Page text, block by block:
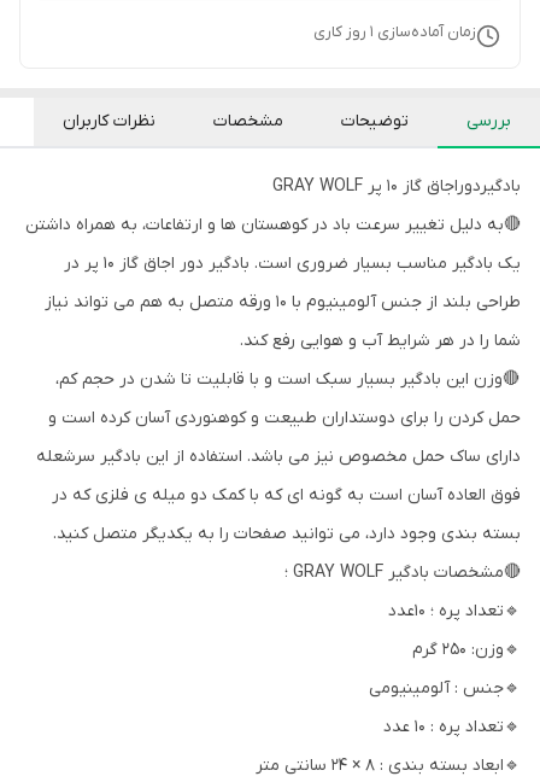
زمان آماده‌سازی 1 روز کاری
بررسی توضیحات مشخصات نظرات کاربران
بادگیردوراجاق گاز 10 پر GRAY WOLF
🔴به دلیل تغییر سرعت باد در کوهستان ها و ارتفاعات، به همراه داشتن
یک بادگیر مناسب بسیار ضروری است. بادگیر دور اجاق گاز 10 پر در
طراحی بلند از جنس آلومینیوم با 10 ورقه متصل به هم می تواند نیاز
شما را در هر شرایط آب و هوایی رفع کند.
🔴وزن این بادگیر بسیار سبک است و با قابلیت تا شدن در حجم کم،
حمل کردن را برای دوستداران طبیعت و کوهنوردی آسان کرده است و
دارای ساک حمل مخصوص نیز می باشد. استفاده از این بادگیر سرشعله
فوق العاده آسان است به گونه ای که با کمک دو میله ی فلزی که در
بسته بندی وجود دارد، می توانید صفحات را به یکدیگر متصل کنید.
🔴مشخصات بادگیر GRAY WOLF ؛
🔹تعداد پره ؛ 10عدد
🔹وزن: 250 گرم
🔹جنس : آلومینیومی
🔹تعداد پره : 10 عدد
🔹ابعاد بسته بندی : 8 × 24 سانتی متر